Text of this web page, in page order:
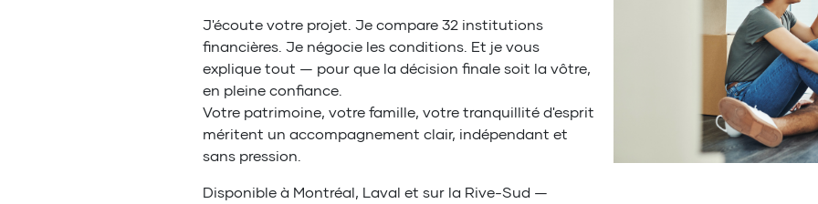
J'écoute votre projet. Je compare 32 institutions
financières. Je négocie les conditions. Et je vous
explique tout — pour que la décision finale soit la vôtre,
en pleine confiance.
Votre patrimoine, votre famille, votre tranquillité d'esprit
méritent un accompagnement clair, indépendant et
sans pression.
Disponible à Montréal, Laval et sur la Rive-Sud —